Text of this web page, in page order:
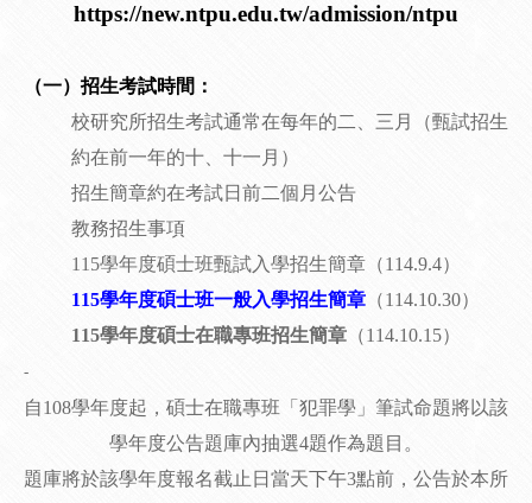
https://new.ntpu.edu.tw/admission/ntpu
（一）招生考試時間：
校研究所招生考試通常在每年的二、三 月（甄試招生
約在前一年的十、十一月）
招生簡章約在考試日前二個月公告
教務招生事項
115學年度碩士班甄試入學招生簡章 （114.9.4）
115學年度碩士班一般入學招生簡章 （114.10.30）
115學年度碩士在職專班招生簡章 （114.10.15）
-
自108學年度起，碩士在職專班「犯罪學」筆試命題將以該
學年度公告題庫內抽選4題作為題目。
題庫將於該學年度報名截止日當天下午3點前，公告於本所